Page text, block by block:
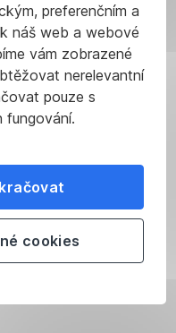
preferenčním a
náš web a webové
vám zobrazené
nerelevantní
pouze s
fungování.
cookies